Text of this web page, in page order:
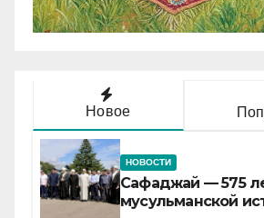
Новое
НОВОСТИ
Сафаджай — 575
мусульманской